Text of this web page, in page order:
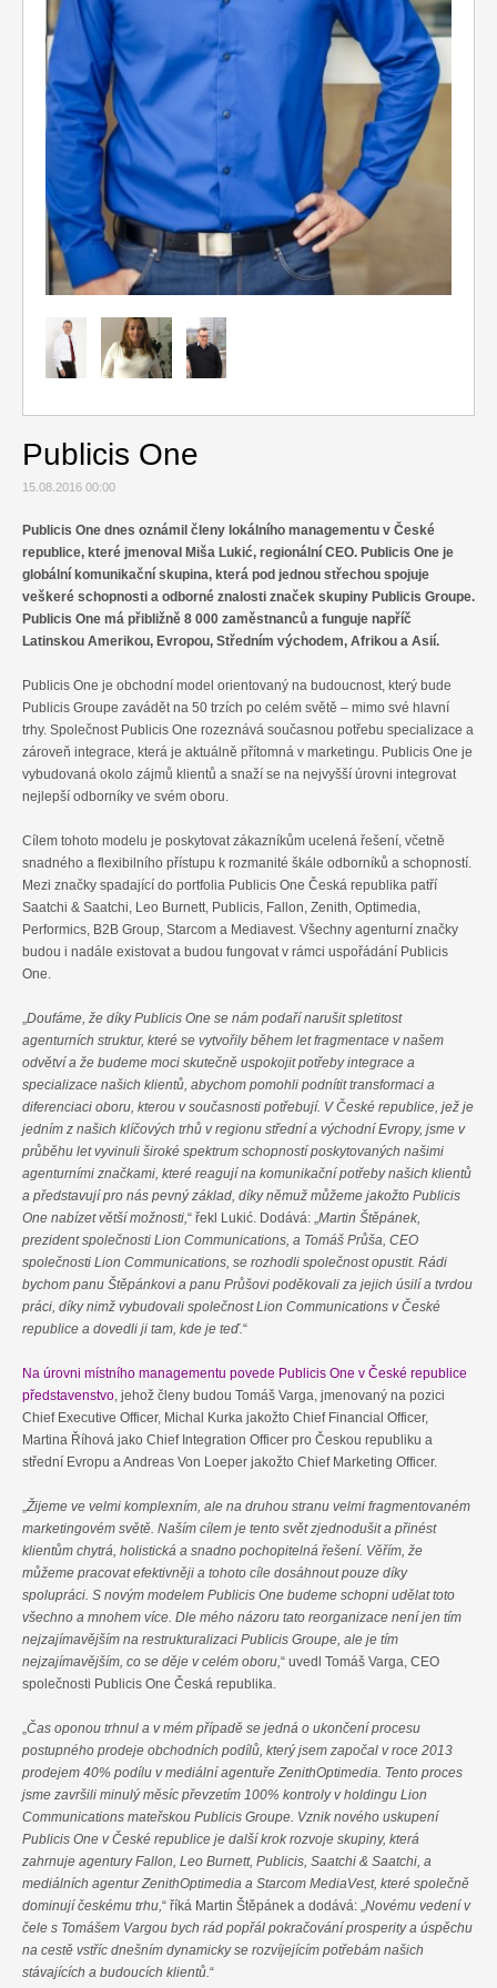
Cestování
Gurmán
Publicis One
15.08.2016 00:00
Publicis One dnes oznámil členy lokálního managementu v České
republice, které jmenoval Miša Lukić, regionální CEO. Publicis One je
globální komunikační skupina, která pod jednou střechou spojuje
veškeré schopnosti a odborné znalosti značek skupiny Publicis Groupe.
Publicis One má přibližně 8 000 zaměstnanců a funguje napříč
Latinskou Amerikou, Evropou, Středním východem, Afrikou a Asií.
Publicis One je obchodní model orientovaný na budoucnost, který bude
Publicis Groupe zavádět na 50 trzích po celém světě – mimo své hlavní
trhy. Společnost Publicis One rozeznává současnou potřebu specializace a
zároveň integrace, která je aktuálně přítomná v marketingu. Publicis One je
vybudovaná okolo zájmů klientů a snaží se na nejvyšší úrovni integrovat
nejlepší odborníky ve svém oboru.
Cílem tohoto modelu je poskytovat zákazníkům ucelená řešení, včetně
snadného a flexibilního přístupu k rozmanité škále odborníků a schopností.
Mezi značky spadající do portfolia Publicis One Česká republika patří
Saatchi & Saatchi, Leo Burnett, Publicis, Fallon, Zenith, Optimedia,
Performics, B2B Group, Starcom a Mediavest. Všechny agenturní značky
budou i nadále existovat a budou fungovat v rámci uspořádání Publicis
One.
„Doufáme, že díky Publicis One se nám podaří narušit spletitost
agenturních struktur, které se vytvořily během let fragmentace v našem
odvětví a že budeme moci skutečně uspokojit potřeby integrace a
specializace našich klientů, abychom pomohli podnítit transformaci a
diferenciaci oboru, kterou v současnosti potřebují. V České republice, jež je
jedním z našich klíčových trhů v regionu střední a východní Evropy, jsme v
průběhu let vyvinuli široké spektrum schopností poskytovaných našimi
agenturními značkami, které reagují na komunikační potřeby našich klientů
a představují pro nás pevný základ, díky němuž můžeme jakožto Publicis
One nabízet větší možnosti,“ řekl Lukić. Dodává: „Martin Štěpánek,
prezident společnosti Lion Communications, a Tomáš Průša, CEO
společnosti Lion Communications, se rozhodli společnost opustit. Rádi
bychom panu Štěpánkovi a panu Průšovi poděkovali za jejich úsilí a tvrdou
práci, díky nimž vybudovali společnost Lion Communications v České
republice a dovedli ji tam, kde je teď.“
Na úrovni místního managementu povede Publicis One v České republice
představenstvo, jehož členy budou Tomáš Varga, jmenovaný na pozici
Chief Executive Officer, Michal Kurka jakožto Chief Financial Officer,
Martina Říhová jako Chief Integration Officer pro Českou republiku a
střední Evropu a Andreas Von Loeper jakožto Chief Marketing Officer.
„Žijeme ve velmi komplexním, ale na druhou stranu velmi fragmentovaném
marketingovém světě. Naším cílem je tento svět zjednodušit a přinést
klientům chytrá, holistická a snadno pochopitelná řešení. Věřím, že
můžeme pracovat efektivněji a tohoto cíle dosáhnout pouze díky
spolupráci. S novým modelem Publicis One budeme schopni udělat toto
všechno a mnohem více. Dle mého názoru tato reorganizace není jen tím
nejzajímavějším na restrukturalizaci Publicis Groupe, ale je tím
nejzajímavějším, co se děje v celém oboru,“ uvedl Tomáš Varga, CEO
společnosti Publicis One Česká republika.
„Čas oponou trhnul a v mém případě se jedná o ukončení procesu
postupného prodeje obchodních podílů, který jsem započal v roce 2013
prodejem 40% podílu v mediální agentuře ZenithOptimedia. Tento proces
jsme završili minulý měsíc převzetím 100% kontroly v holdingu Lion
Communications mateřskou Publicis Groupe. Vznik nového uskupení
Publicis One v České republice je další krok rozvoje skupiny, která
zahrnuje agentury Fallon, Leo Burnett, Publicis, Saatchi & Saatchi, a
mediálních agentur ZenithOptimedia a Starcom MediaVest, které společně
dominují českému trhu,“ říká Martin Štěpánek a dodává: „Novému vedení v
čele s Tomášem Vargou bych rád popřál pokračování prosperity a úspěchu
na cestě vstříc dnešním dynamicky se rozvíjejícím potřebám našich
stávajících a budoucích klientů.“